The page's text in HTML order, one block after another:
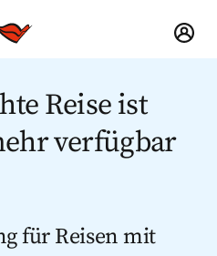
Reise ist
verfügbar
für Reisen mit